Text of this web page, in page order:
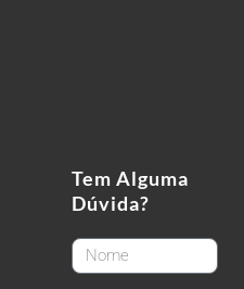
Tem Alguma
Dúvida?
FirstName